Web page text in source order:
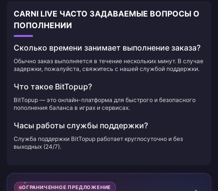
CARNI LIVE ЧАСТО ЗАДАВАЕМЫЕ ВОПРОСЫ О
ПОПОЛНЕНИИ
Сколько времени занимает выполнение заказа?
Обычно заказ выполняется в течение нескольких минут. В случае
задержки, пожалуйста, свяжитесь с нашей службой поддержки.
Что такое BitTopup?
BitTopup — это онлайн-платформа для быстрого и безопасного
пополнения баланса в играх и сервисах.
Часы работы службы поддержки?
Служба поддержки BitTopup работает круглосуточно и без
выходных (24/7).
ОГРАНИЧЕННОЕ ПРЕДЛОЖЕНИЕ